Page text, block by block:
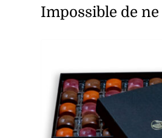
Impossible de